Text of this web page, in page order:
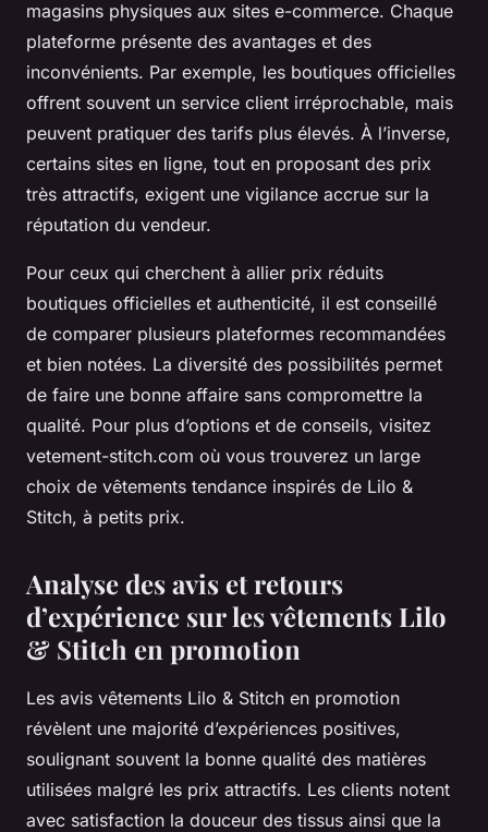
magasins physiques aux sites e-commerce. Chaque
plateforme présente des avantages et des
inconvénients. Par exemple, les boutiques officielles
offrent souvent un service client irréprochable, mais
peuvent pratiquer des tarifs plus élevés. À l’inverse,
certains sites en ligne, tout en proposant des prix
très attractifs, exigent une vigilance accrue sur la
réputation du vendeur.
Pour ceux qui cherchent à allier prix réduits
boutiques officielles et authenticité, il est conseillé
de comparer plusieurs plateformes recommandées
et bien notées. La diversité des possibilités permet
de faire une bonne affaire sans compromettre la
qualité. Pour plus d’options et de conseils, visitez
vetement-stitch.com où vous trouverez un large
choix de vêtements tendance inspirés de Lilo &
Stitch, à petits prix.
Analyse des avis et retours
d’expérience sur les vêtements Lilo
& Stitch en promotion
Les avis vêtements Lilo & Stitch en promotion
révèlent une majorité d’expériences positives,
soulignant souvent la bonne qualité des matières
utilisées malgré les prix attractifs. Les clients notent
avec satisfaction la douceur des tissus ainsi que la